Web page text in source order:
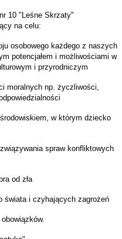
10 "Leśne Skrzaty"
na celu:
osobowego każdego z naszych
potencjałem i możliwościami w
i przyrodniczym
moralnych np. życzliwości,
w którym dziecko
spraw konfliktowych
od zła
świata i czyhających zagrożeń